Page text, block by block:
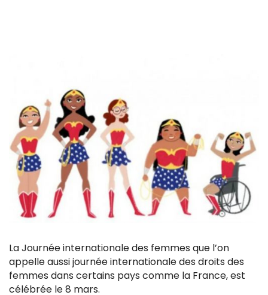
La Journée internationale des femmes que l’on
appelle aussi journée internationale des droits des
femmes dans certains pays comme la France, est
célébrée le 8 mars.